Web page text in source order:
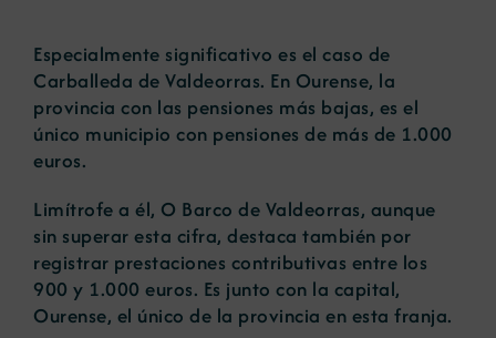
Especialmente significativo es el caso de
Carballeda de Valdeorras. En Ourense, la
provincia con las pensiones más bajas, es el
único municipio con pensiones de más de 1.000
euros.
Limítrofe a él, O Barco de Valdeorras, aunque
sin superar esta cifra, destaca también por
registrar prestaciones contributivas entre los
900 y 1.000 euros. Es junto con la capital,
Ourense, el único de la provincia en esta franja.